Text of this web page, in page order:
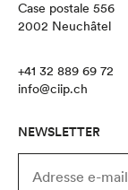
Case postale 556
2002 Neuchâtel
+41 32 889 69 72
info@ciip.ch
NEWSLETTER